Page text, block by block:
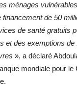
ménages
financement de 50
de santé gratuits
et des exemptions de
», a déclaré
mondiale pour le